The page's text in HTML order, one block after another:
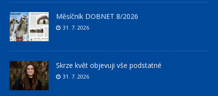
Měsíčník DOBNET 8/2026
31. 7. 2026
Skrze květ objevuji vše podstatné
31. 7. 2026